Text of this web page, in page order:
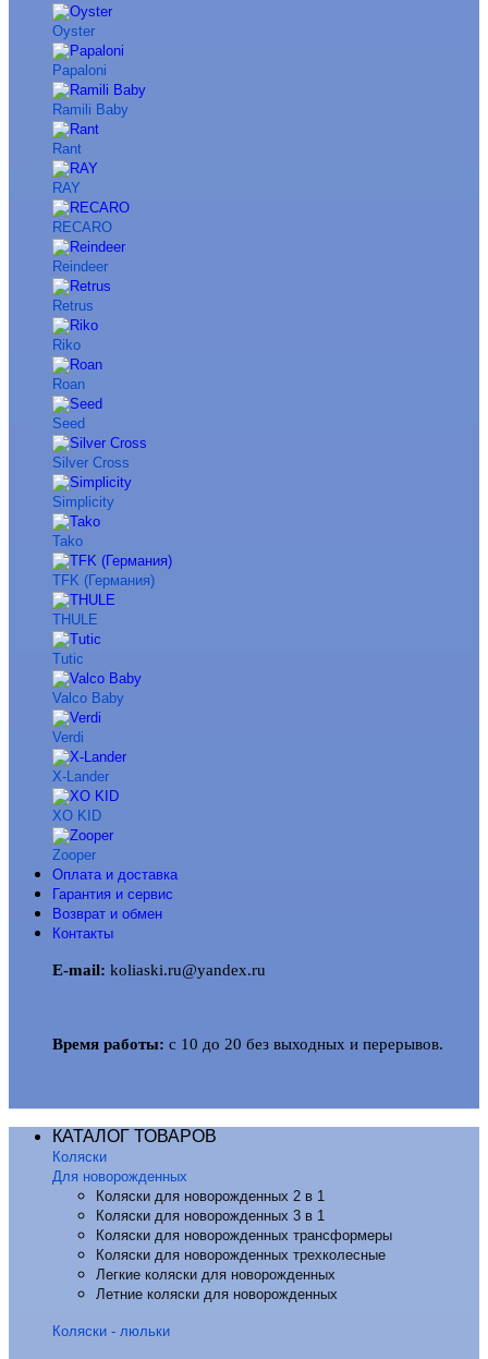
Oyster
Papaloni
Ramili Baby
Rant
RAY
RECARO
Reindeer
Retrus
Riko
Roan
Seed
Silver Cross
Simplicity
Tako
TFK (Германия)
THULE
Tutic
Valco Baby
Verdi
X-Lander
XO KID
Zooper
Оплата и доставка
Гарантия и сервис
Возврат и обмен
Контакты
E-mail: koliaski.ru@yandex.ru
Время работы: с 10 до 20 без выходных и перерывов.
КАТАЛОГ ТОВАРОВ
Коляски
Для новорожденных
Коляски для новорожденных 2 в 1
Коляски для новорожденных 3 в 1
Коляски для новорожденных трансформеры
Коляски для новорожденных трехколесные
Легкие коляски для новорожденных
Летние коляски для новорожденных
Коляски - люльки